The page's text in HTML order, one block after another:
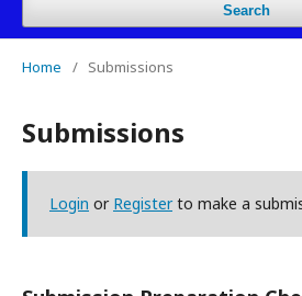
Search
Home / Submissions
Submissions
Login or Registerto make a